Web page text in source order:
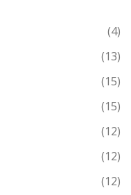
(4)
(13)
(15)
(15)
(12)
(12)
(12)